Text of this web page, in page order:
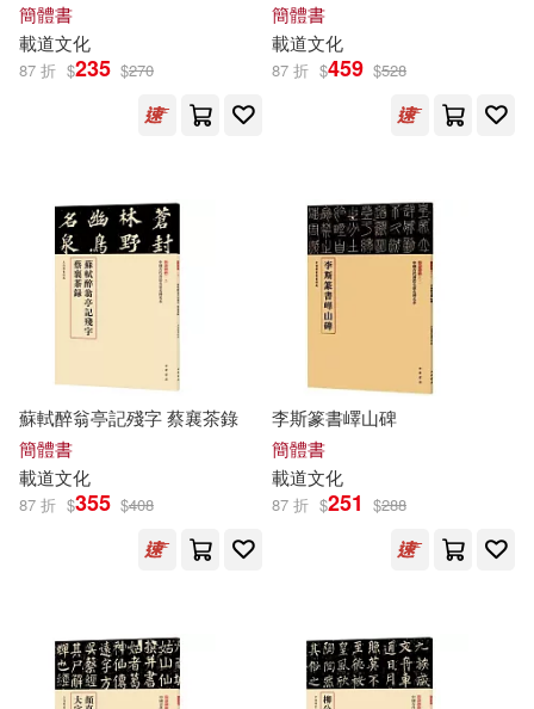
無非文化(1)
可菲律賓店取(28)
(可複選)
其他
現在可購買商品(25)
作者/演唱/譯/編/繪(23)
價格
簡體書
載道文化
87 折 $235 $270
簡體書
載道文化
87 折 $459 $528
蘇軾醉翁亭記殘字 蔡襄茶錄
簡體書
載道文化
87 折 $355 $408
李斯篆書嶧山碑
簡體書
載道文化
87 折 $251 $288